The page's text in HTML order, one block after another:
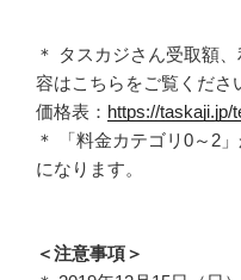
＊ タスカジさん受取額
容はこちらをご覧くださ
価格表： https://taskaji.jp/
＊ 「料金カテゴリ0～2
になります。
＜注意事項＞